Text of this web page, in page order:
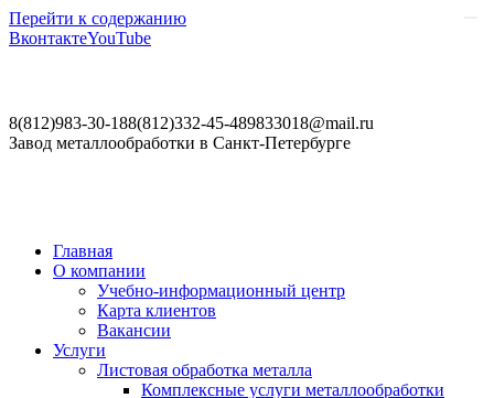
Перейти к содержанию
ВконтактеYouTube
8(812)983-30-188(812)332-45-489833018@mail.ru
Завод металлообработки в Санкт-Петербурге
Главная
О компании
Учебно-информационный центр
Карта клиентов
Вакансии
Услуги
Листовая обработка металла
Комплексные услуги металлообработки